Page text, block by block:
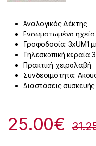
Αναλογικός Δέκτης
Ενσωματωμένο ηχείο
Τροφοδοσία: 3xUM1
Τηλεσκοπική κεραία
Πρακτική χειρολαβή
Συνδεσιμότητα:
Διαστάσεις
25.00€